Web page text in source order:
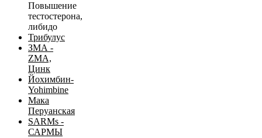
Повышение
тестостерона,
либидо
Трибулус
ЗМА -
ZMA,
Цинк
Йохимбин-
Yohimbine
Мака
Перуанская
SARMs -
САРМЫ